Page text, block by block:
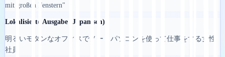
mit großen Fenstern"
Lokalisierte Ausgabe (Japanisch):
明るいモダンなオフィスでノートパソコンを使って仕事をする女性
社員